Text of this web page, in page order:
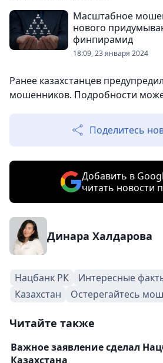
Масштабное
нового
финпирамид
18:09, 23 января 2024
Ранее казахстанцев
мошенников. Подробности
Поделитесь
Добавить в
читать новости
Динара Халдарова
Нацбанк РК Интересные
Казахстан
Остерегайтесь
Читайте также
Важное заявление сделал
Казахстана